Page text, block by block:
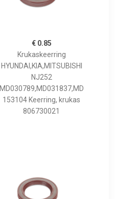
€ 0.85
Krukaskeerring
HYUNDAI,KIA,MITSUBISHI
NJ252
MD030789,MD031837,MD
153104 Keerring, krukas
806730021